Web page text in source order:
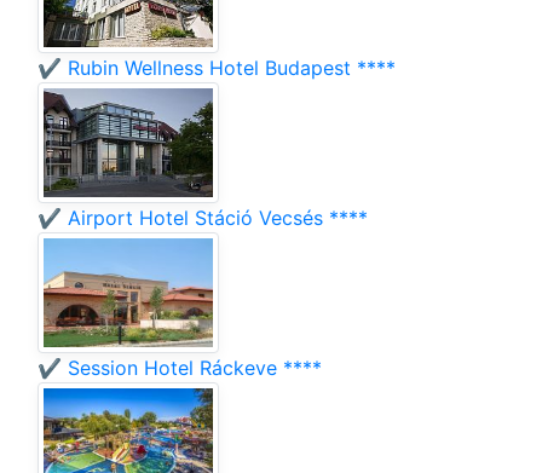
✔️ Rubin Wellness Hotel Budapest ****
✔️ Airport Hotel Stáció Vecsés ****
✔️ Session Hotel Ráckeve ****